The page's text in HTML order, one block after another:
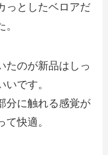
っとしたベロアだ
たのが新品はしっ
です。
分に触れる感覚が
快適。